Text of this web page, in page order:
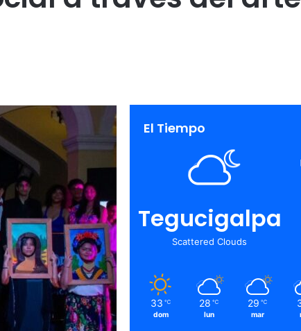
El Tiempo
Tegucigalpa
Scattered Clouds
33 ℃
dom
28 ℃
lun
29 ℃
mar